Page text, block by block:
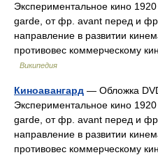
Экспериментальное кино
garde, от фр. avant перед и
направление в развитии
противовес коммерческому
Википедия
Киноавангард — Обложка
Экспериментальное кино
garde, от фр. avant перед и
направление в развитии
противовес коммерческому